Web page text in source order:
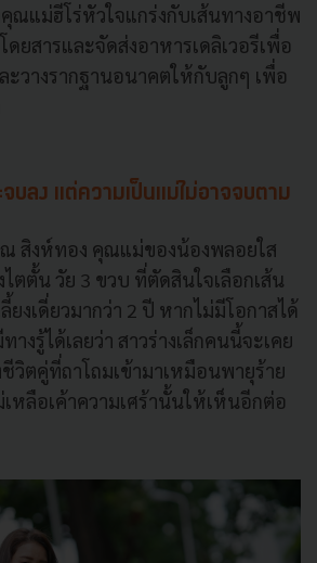
ณแม่ฮีโร่หัวใจแกร่งกับเส้นทางอาชีพ
ยสารและจัดส่งอาหารเดลิเวอรีเพื่อ
ะวางรากฐานอนาคตให้กับลูกๆ เพื่อ
บลง แต่ความเป็นแม่ไม่อาจจบตาม
สิงห์ทอง คุณแม่ของน้องพลอยใส
ตตั้น วัย 3 ขวบ ที่ตัดสินใจเลือกเส้น
งเดี่ยวมากว่า 2 ปี หากไม่มีโอกาสได้
างรู้ได้เลยว่า สาวร่างเล็กคนนี้จะเคย
ตคู่ที่ถาโถมเข้ามาเหมือนพายุร้าย
เหลือเค้าความเศร้านั้นให้เห็นอีกต่อ